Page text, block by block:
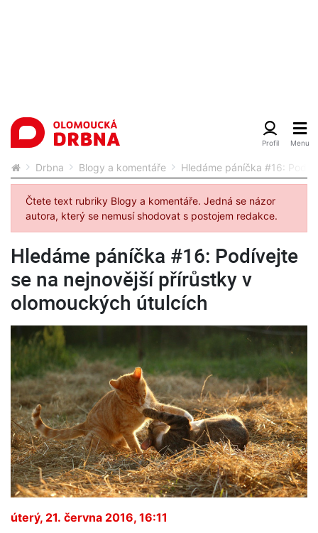
Drbna Blogy a komentáře Hledáme páníčka #16:
Čtete text rubriky Blogy a komentáře. Jedná se názor
autora, který se nemusí shodovat s postojem redakce.
Hledáme páníčka #16: Podívejte
se na nejnovější přírůstky v
olomouckých útulcích
úterý, 21. června 2016, 16:11